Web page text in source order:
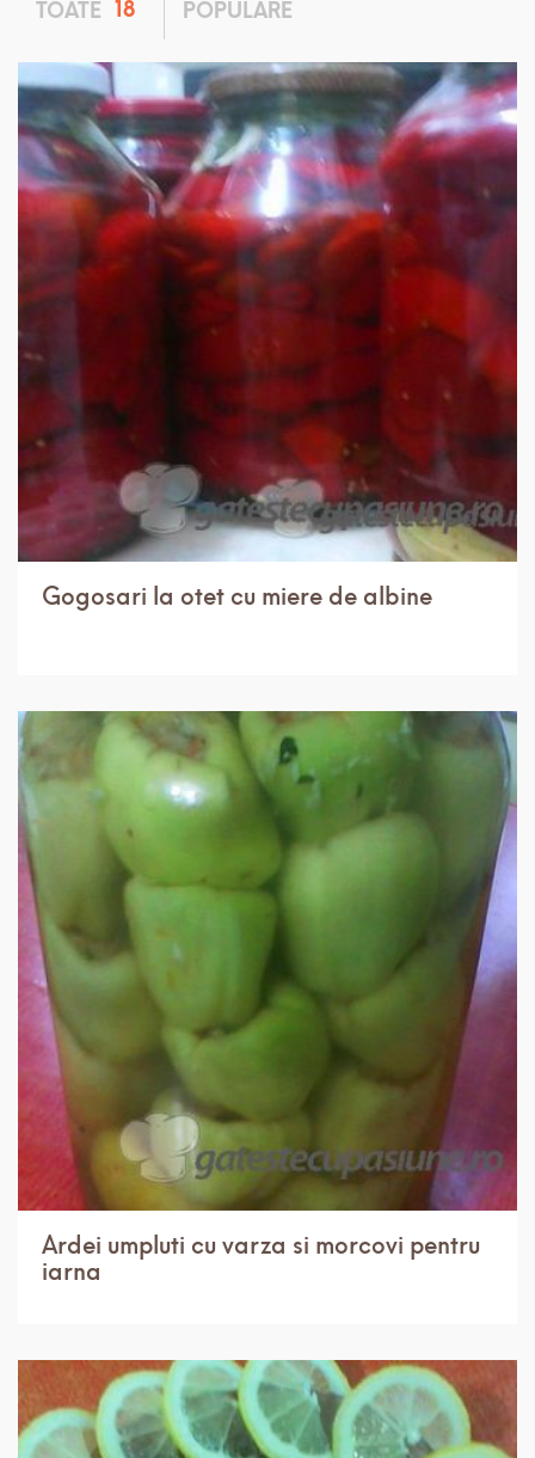
TOATE 18 POPULARE
USOR
Gogosari la otet cu miere de albine
Ardei umpluti cu varza si morcovi pentru
iarna